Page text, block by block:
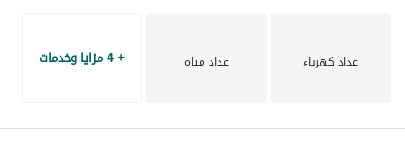
عداد كهرباء عداد مياه + 4 مزايا وخدمات